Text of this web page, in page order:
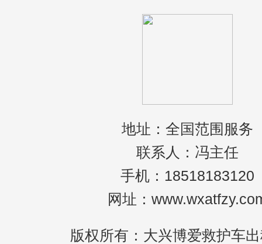
地址：全国范围服务
联系人：冯主任
手机：18518183120
网址：
版权所有：大兴博爱救护车